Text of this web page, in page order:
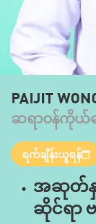
PAIJIT
ဆရာဝန်ကိုယ်ရ
ရက်ချိန်းယူရန်
အဆုတ်နှ
ဆိုင်ရာ